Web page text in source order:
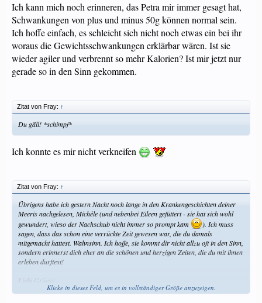
Ich kann mich noch erinneren, das Petra mir immer gesagt hat,
Schwankungen von plus und minus 50g können normal sein.
Ich hoffe einfach, es schleicht sich nicht noch etwas ein bei ihr
woraus die Gewichtsschwankungen erklärbar wären. Ist sie
wieder agiler und verbrennt so mehr Kalorien? Ist mir jetzt nur
gerade so in den Sinn gekommen.
Zitat von Fray: ↑
Du gäll! *schimpf*
Ich konnte es mir nicht verkneifen
Zitat von Fray: ↑
Übrigens habe ich gestern Nacht noch lange in den Krankengeschichten deiner
Meeris nachgelesen, Michèle (und nebenbei Eileen gefüttert - sie hat sich wohl
gewundert, wieso der Nachschub nicht immer so prompt kam
). Ich muss
sagen, dass das schon eine verrückte Zeit gewesen war, die du damals
mitgemacht hattest. Wahnsinn. Ich hoffe, sie kommt dir nicht allzu oft in den Sinn,
sondern erinnerst dich eher an die schönen und herzigen Zeiten, die du mit ihnen
erleben durftest!
Liebi Grüess,
Klicke in dieses Feld, um es in vollständiger Größe anzuzeigen.